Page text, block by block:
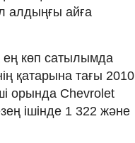
алдыңғы айға
ең көп сатылымда
қатарына тағы 2010
орында Chevrolet
ішінде 1 322 және